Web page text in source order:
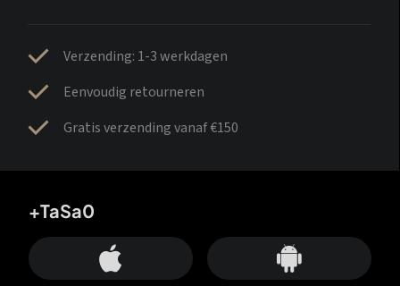
Verzending: 1-3 werkdagen
Eenvoudig retourneren
Gratis verzending vanaf €150
+TaSa0